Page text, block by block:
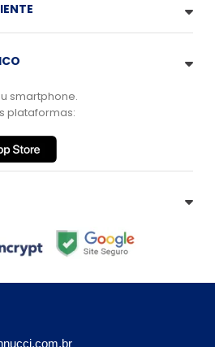
smartphone.
plataformas: